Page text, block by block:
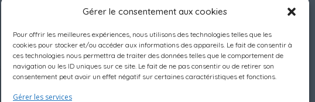
Gérer le consentement aux cookies
Pour offrir les meilleures expériences, nous utilisons des technologies telles que les
cookies pour stocker et/ou accéder aux informations des appareils. Le fait de consentir à
ces technologies nous permettra de traiter des données telles que le comportement de
navigation ou les ID uniques sur ce site. Le fait de ne pas consentir ou de retirer son
consentement peut avoir un effet négatif sur certaines caractéristiques et fonctions.
Gérer les services